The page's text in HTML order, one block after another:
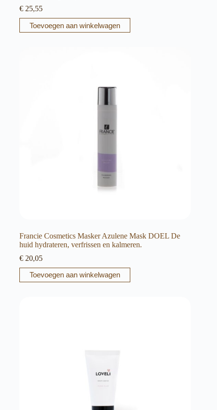
€ 25,55
Toevoegen aan winkelwagen
Francie Cosmetics Masker Azulene Mask DOEL De
huid hydrateren, verfrissen en kalmeren.
€ 20,05
Toevoegen aan winkelwagen